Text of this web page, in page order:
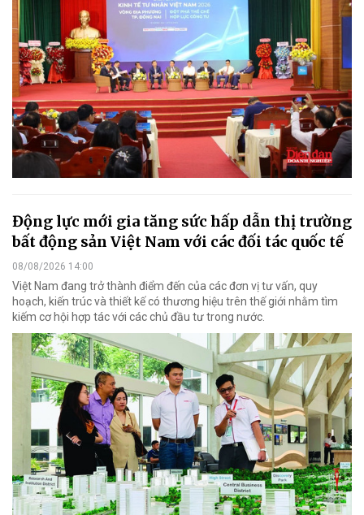
Động lực mới gia tăng sức hấp dẫn thị trường
bất động sản Việt Nam với các đối tác quốc tế
08/08/2026 14:00
Việt Nam đang trở thành điểm đến của các đơn vị tư vấn, quy
hoạch, kiến trúc và thiết kế có thương hiệu trên thế giới nhằm tìm
kiếm cơ hội hợp tác với các chủ đầu tư trong nước.